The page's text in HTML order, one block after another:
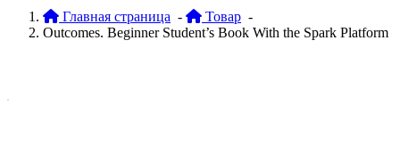
Главная страница - Товар -
Outcomes. Beginner Student’s Book With the Spark Platform